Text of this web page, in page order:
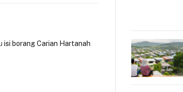
isi borang Carian Hartanah